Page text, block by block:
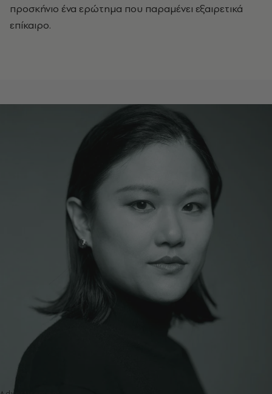
προσκήνιο ένα ερώτημα που παραμένει εξαιρετικά
επίκαιρο.